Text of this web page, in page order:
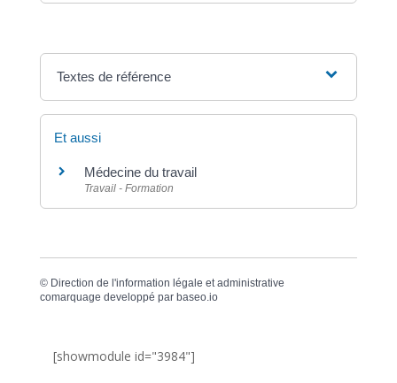
Textes de référence
Et aussi
Médecine du travail
Travail - Formation
© Direction de l'information légale et administrative
comarquage developpé par baseo.io
[showmodule id="3984"]